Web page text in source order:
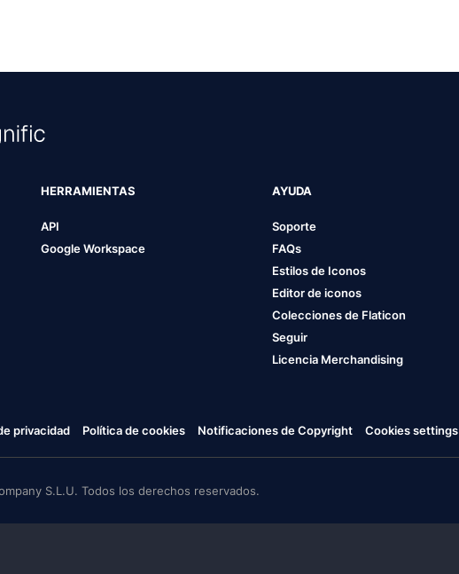
HERRAMIENTAS
API
Google Workspace
AYUDA
Soporte
FAQs
Estilos de Iconos
Editor de iconos
Colecciones de Flaticon
Seguir
Licencia Merchandising
privacidad Política de cookies Notificaciones de Copyright Cookies settings
S.L.U. Todos los derechos reservados.